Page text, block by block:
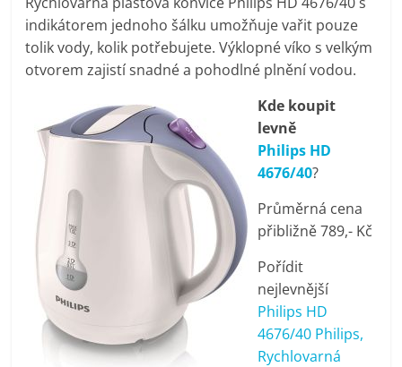
pračky,
televize,
notebooky,
mobilní
telefony,
kávovary,
bazény
indikátorem jednoho šálku umožňuje vařit pouze
tolik vody, kolik potřebujete. Výklopné víko s velkým
otvorem zajistí snadné a pohodlné plnění vodou.
Kde koupit
levně
Philips HD
4676/40?
Průměrná cena
přibližně 789,- Kč
Pořídit
nejlevnější
Philips HD
4676/40 Philips,
Rychlovarná